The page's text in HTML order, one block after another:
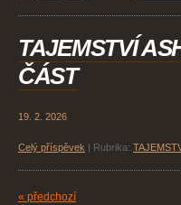
TAJEMSTVÍ
ČÁST
19. 2. 2026
Celý příspěvek Rubrika:
« předchozí